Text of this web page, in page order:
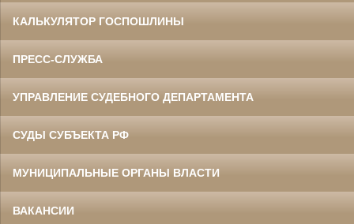
КАЛЬКУЛЯТОР ГОСПОШЛИНЫ
ПРЕСС-СЛУЖБА
УПРАВЛЕНИЕ СУДЕБНОГО ДЕПАРТАМЕНТА
СУДЫ СУБЪЕКТА РФ
МУНИЦИПАЛЬНЫЕ ОРГАНЫ ВЛАСТИ
ВАКАНСИИ